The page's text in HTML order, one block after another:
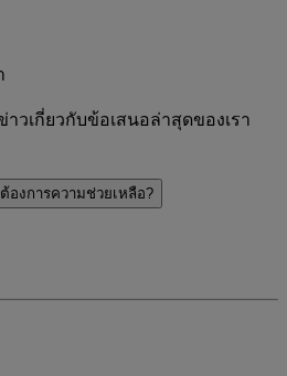
วเกี่ยวกับข้อเสนอล่าสุดของเรา
ต้องการความช่วยเหลือ?